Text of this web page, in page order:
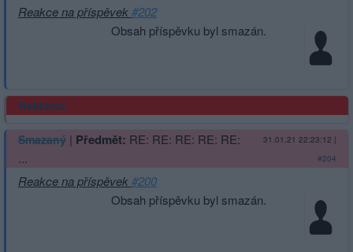
Reakce na příspěvek#202
Obsah příspěvku byl smazán.
Reklama
Smazaný | Předmět: RE: RE: RE: RE: RE:
...
31.01.21 22:23:12 |
#204
Reakce na příspěvek#200
Obsah příspěvku byl smazán.